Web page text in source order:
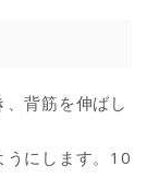
背筋を伸ばし
にします。10